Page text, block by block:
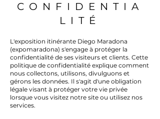
CONFIDENTIA
LITÉ
L'exposition itinérante Diego Maradona
(expomaradona) s'engage à protéger la
confidentialité de ses visiteurs et clients. Cette
politique de confidentialité explique comment
nous collectons, utilisons, divulguons et
gérons les données. Il s'agit d'une obligation
légale visant à protéger votre vie privée
lorsque vous visitez notre site ou utilisez nos
services.